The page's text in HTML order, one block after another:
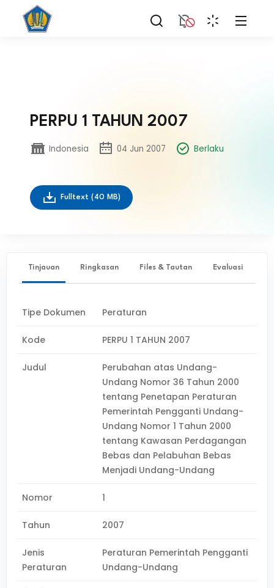
PERPU 1 TAHUN 2007
Indonesia 04 Jun 2007 Berlaku
Fulltext (40 MB)
Tinjauan Ringkasan Files & Tautan Evaluasi
Tipe Dokumen Peraturan
Kode PERPU 1 TAHUN 2007
Judul
Perubahan atas Undang-
Undang Nomor 36 Tahun 2000
tentang Penetapan Peraturan
Pemerintah Pengganti Undang-
Undang Nomor 1 Tahun 2000
tentang Kawasan Perdagangan
Bebas dan Pelabuhan Bebas
Menjadi Undang-Undang
Nomor 1
Tahun 2007
Jenis
Peraturan
Peraturan Pemerintah Pengganti
Undang-Undang